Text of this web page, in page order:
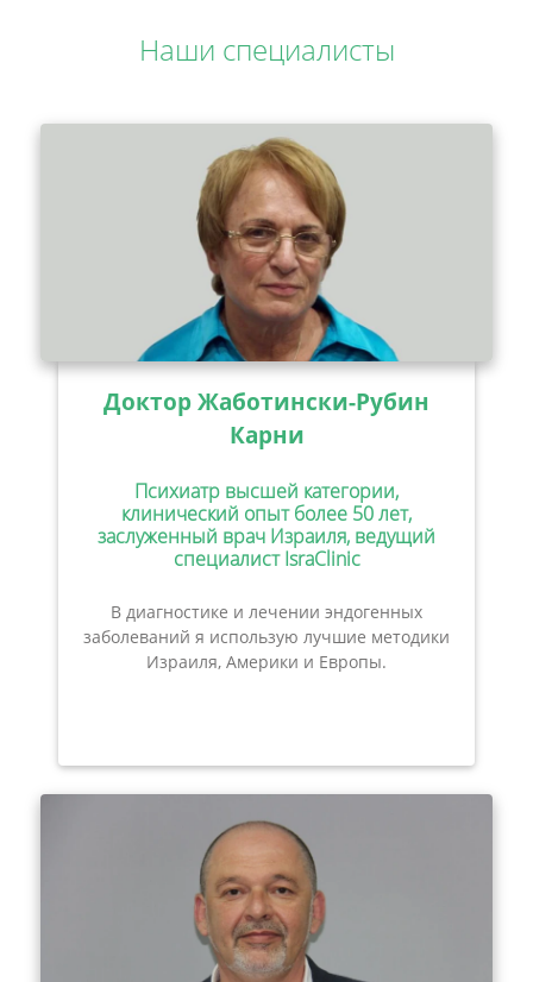
Наши специалисты
Доктор Жаботински-Рубин
Карни
Психиатр высшей категории,
клинический опыт более 50 лет,
заслуженный врач Израиля, ведущий
специалист IsraClinic
В диагностике и лечении эндогенных
заболеваний я использую лучшие методики
Израиля, Америки и Европы.